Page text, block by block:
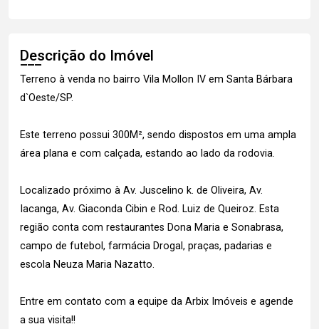
Descrição do Imóvel
Terreno à venda no bairro Vila Mollon IV em Santa Bárbara
d`Oeste/SP.
Este terreno possui 300M², sendo dispostos em uma ampla
área plana e com calçada, estando ao lado da rodovia.
Localizado próximo à Av. Juscelino k. de Oliveira, Av.
Iacanga, Av. Giaconda Cibin e Rod. Luiz de Queiroz. Esta
região conta com restaurantes Dona Maria e Sonabrasa,
campo de futebol, farmácia Drogal, praças, padarias e
escola Neuza Maria Nazatto.
Entre em contato com a equipe da Arbix Imóveis e agende
a sua visita!!